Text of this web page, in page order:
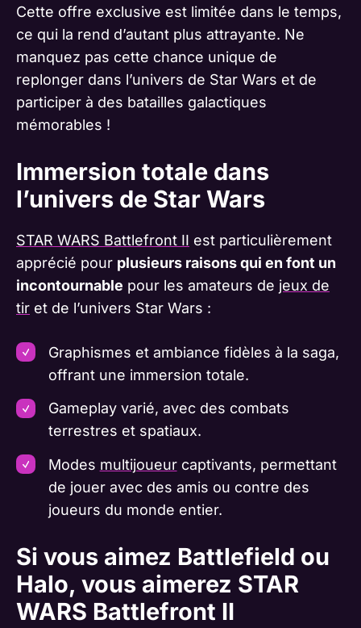
Cette offre exclusive est limitée dans le temps,
ce qui la rend d’autant plus attrayante. Ne
manquez pas cette chance unique de
replonger dans l’univers de Star Wars et de
participer à des batailles galactiques
mémorables !
Immersion totale dans
l’univers de Star Wars
STAR WARS Battlefront II est particulièrement
apprécié pour plusieurs raisons qui en font un
incontournable pour les amateurs de jeux de
tir et de l’univers Star Wars :
Graphismes et ambiance fidèles à la saga,
offrant une immersion totale.
Gameplay varié, avec des combats
terrestres et spatiaux.
Modes multijoueurcaptivants, permettant
de jouer avec des amis ou contre des
joueurs du monde entier.
Si vous aimez Battlefield ou
Halo, vous aimerez STAR
WARS Battlefront II